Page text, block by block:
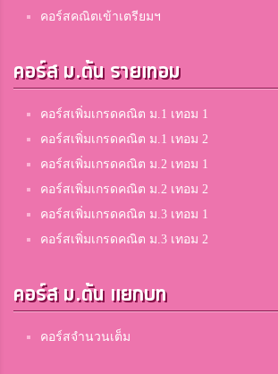
คอร์สคณิตเข้าเตรียมฯ
คอร์ส ม.ต้น รายเทอม
คอร์สเพิ่มเกรดคณิต ม.1 เทอม 1
คอร์สเพิ่มเกรดคณิต ม.1 เทอม 2
คอร์สเพิ่มเกรดคณิต ม.2 เทอม 1
คอร์สเพิ่มเกรดคณิต ม.2 เทอม 2
คอร์สเพิ่มเกรดคณิต ม.3 เทอม 1
คอร์สเพิ่มเกรดคณิต ม.3 เทอม 2
คอร์ส ม.ต้น แยกบท
คอร์สจำนวนเต็ม